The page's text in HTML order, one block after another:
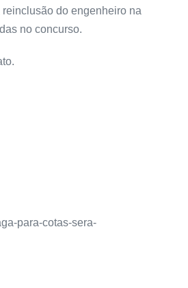
do engenheiro na
no concurso.
para-cotas-sera-